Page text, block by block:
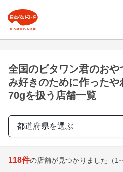
全国のビタワン君のおや
み好きのために作った
70gを扱う店舗一覧
都道府県を選ぶ
118件の店舗が見つかりました （